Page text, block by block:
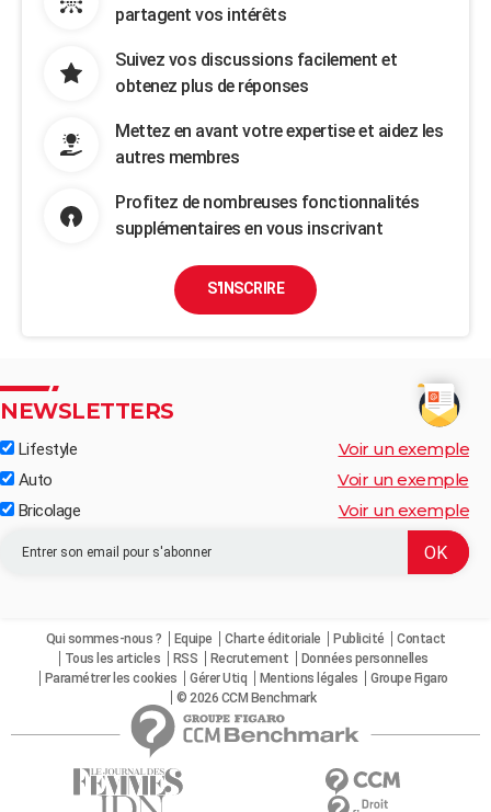
partagent vos intérêts
Suivez vos discussions facilement et
obtenez plus de réponses
Mettez en avant votre expertise et aidez les
autres membres
Profitez de nombreuses fonctionnalités
supplémentaires en vous inscrivant
S'INSCRIRE
NEWSLETTERS
Lifestyle Voir un exemple
Auto Voir un exemple
Bricolage Voir un exemple
Qui sommes-nous ? Equipe Charte éditoriale Publicité
Contact
Tous les articles
RSS Recrutement
Données personnelles
Paramétrer les cookies
Gérer Utiq Mentions légales
Groupe Figaro
© 2026 CCM Benchmark